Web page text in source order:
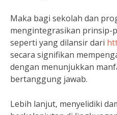
Maka bagi sekolah dan
mengintegrasikan prinsip-
seperti yang dilansir dari
secara signifikan
dengan menunjukkan
bertanggung jawab.
Lebih lanjut, menyelidiki